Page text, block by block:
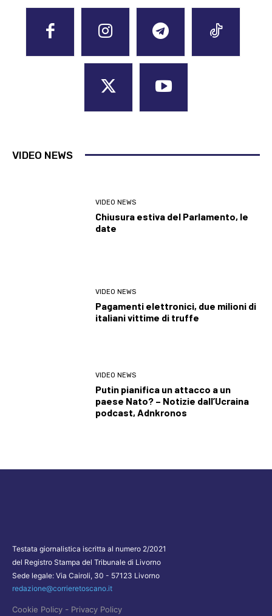
VIDEO NEWS
VIDEO NEWS
Chiusura estiva del Parlamento, le
date
VIDEO NEWS
Pagamenti elettronici, due milioni di
italiani vittime di truffe
VIDEO NEWS
Putin pianifica un attacco a un
paese Nato? – Notizie dall’Ucraina
podcast, Adnkronos
Testata giornalistica iscritta al numero 2/2021
del Registro Stampa del Tribunale di Livorno
Sede legale: Via Cairoli, 30 - 57123 Livorno
redazione@corrieretoscano.it
Cookie Policy - Privacy Policy